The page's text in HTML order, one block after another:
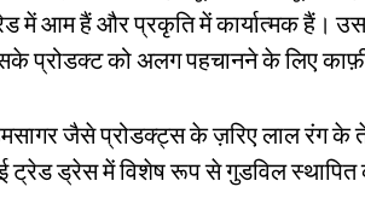
आम हैं और प्रकृति में कार्यात्मक हैं।
प्रोडक्ट को अलग पहचानने के लिए
जैसे प्रोडक्ट्स के ज़रिए लाल रंग के
ट्रेड ड्रेस में विशेष रूप से गुडविल